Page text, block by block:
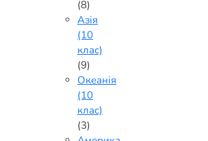
(8)
Азія
(10
клас)
(9)
Океанія
(10
клас)
(3)